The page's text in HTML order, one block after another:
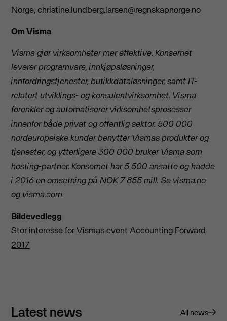
Norge,christine.lundberg.larsen@regnskapnorge.no
Om Visma
Visma gjør virksomheter mer effektive. Konsernet
leverer programvare, innkjøpsløsninger,
innfordringstjenester, butikkdataløsninger, samt IT-
relatert utviklings- og konsulentvirksomhet. Visma
forenkler og automatiserer virksomhetsprosesser
innenfor både privat og offentlig sektor. 500 000
nordeuropeiske kunder benytter Vismas produkter og
tjenester, og ytterligere 300 000 bruker Visma som
hosting-partner. Konsernet har 5 500 ansatte og hadde
i 2016 en omsetning på NOK 7 855 mill. Se visma.no
og visma.com
Bildevedlegg
Stor interesse for Vismas event Accounting Forward
2017
Latest news All news